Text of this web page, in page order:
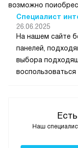
Наш
возможно
Специалист
26.06.2025
На нашем сайте
панелей,
выбора
воспользоваться